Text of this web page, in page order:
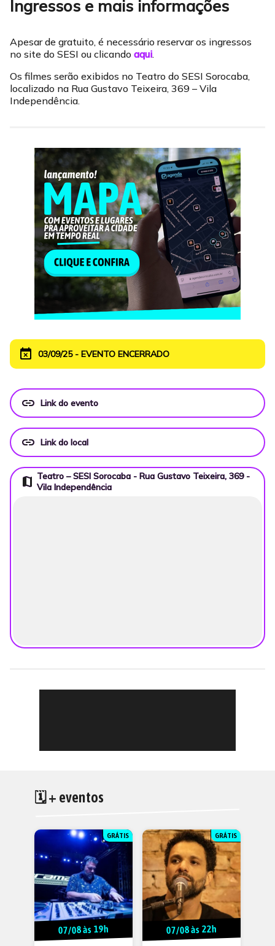
Ingressos e mais informações
Apesar de gratuito, é necessário reservar os ingressos
no site do SESI ou clicando aqui.
Os filmes serão exibidos no Teatro do SESI Sorocaba,
localizado na Rua Gustavo Teixeira, 369 – Vila
Independência.
event_busy 03/09/25 - EVENTO ENCERRADO
link Link do evento
link Link do local
map Teatro – SESI Sorocaba - Rua Gustavo Teixeira, 369 -
Vila Independência
🗓 + eventos
GRÁTIS
07/08 às 19h
GRÁTIS
07/08 às 22h